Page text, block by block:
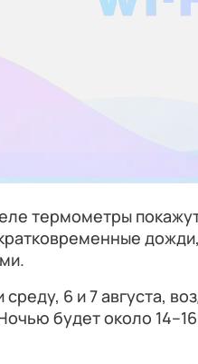
термометры
среду, 6 и 7 августа,
будет около